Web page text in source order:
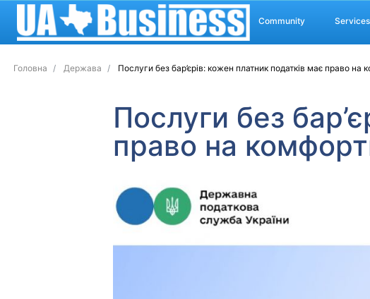
Community Services
Головна Держава Послуги без бар’єрів: кожен платник податків має право на
Послуги без
право на